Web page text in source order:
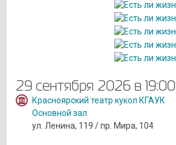
29 сентября 2026 в 19:00
Красноярский театр кукол КГАУК
Основной зал
ул. Ленина, 119 / пр. Мира, 104